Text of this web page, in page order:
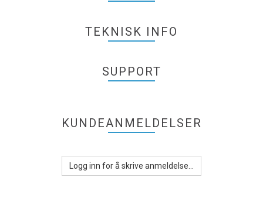
TEKNISK INFO
SUPPORT
KUNDEANMELDELSER
Logg inn for å skrive anmeldelse...